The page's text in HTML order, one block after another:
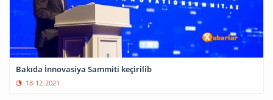
Bakıda İnnovasiya Sammiti keçirilib
18-12-2021